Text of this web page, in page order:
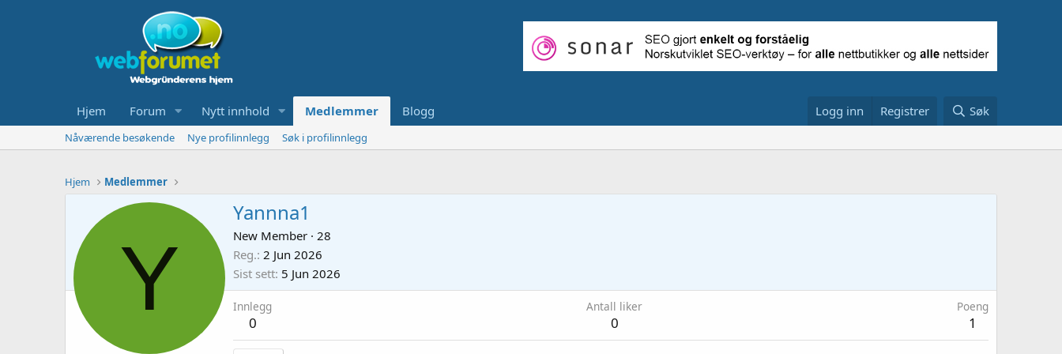
Hjem Forum Nytt innhold Medlemmer Blogg Logg inn Registrer Søk
Nåværende besøkende Nye profilinnlegg Søk i profilinnlegg
Hjem Medlemmer
Y
Yannna1
New Member · 28
Reg. 2 Jun 2026
Sist sett 5 Jun 2026
Innlegg
0
Antall liker
0
Poeng
1